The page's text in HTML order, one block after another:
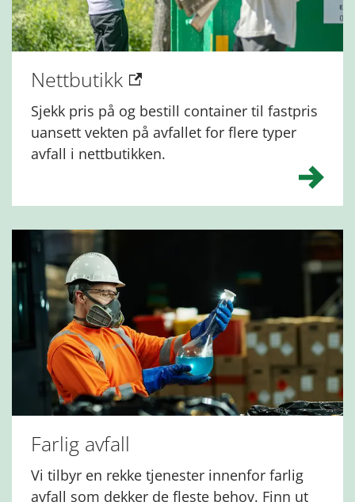
Nettbutikk
Sjekk pris på og bestill container til fastpris
uansett vekten på avfallet for flere typer
avfall i nettbutikken.
Farlig avfall
Vi tilbyr en rekke tjenester innenfor farlig
avfall som dekker de fleste behov. Finn ut